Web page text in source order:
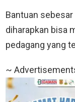
Bantuan
diharapkan bisa
pedagang yang
~